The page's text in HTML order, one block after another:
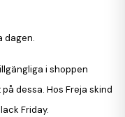
dagen.
i shoppen
dessa. Hos Freja skind
Friday.